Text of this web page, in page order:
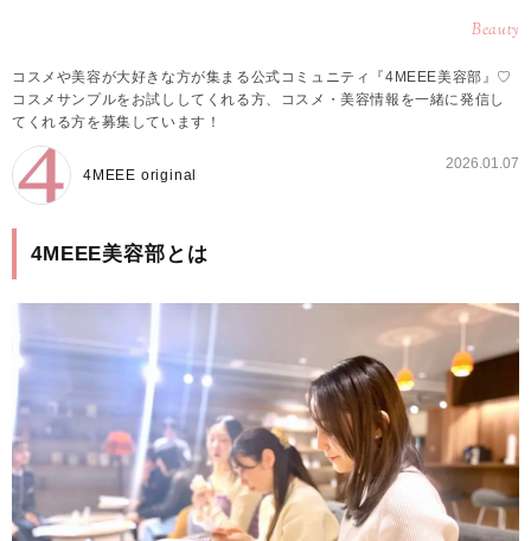
Beauty
コスメや美容が大好きな方が集まる公式コミュニティ『4MEEE美容部』♡
コスメサンプルをお試ししてくれる方、コスメ・美容情報を一緒に発信し
てくれる方を募集しています！
4MEEE original
2026.01.07
4MEEE美容部とは